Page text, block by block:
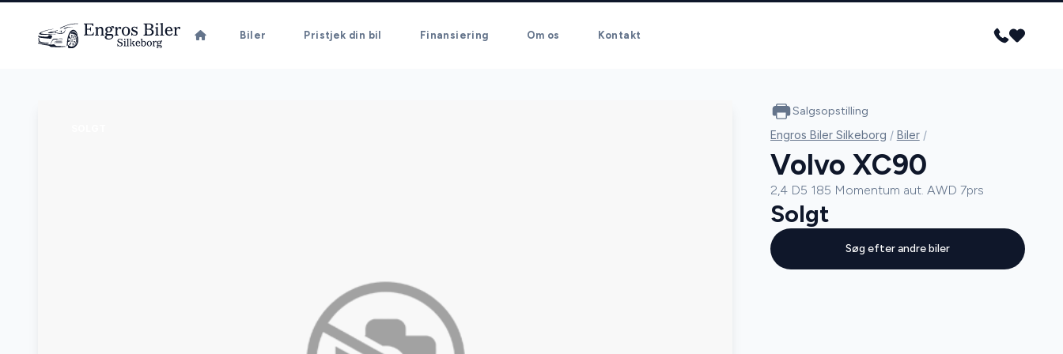
Biler Pristjek din bil Finansiering Om os Kontakt
Salgsopstilling
Engros Biler Silkeborg / Biler /
Volvo XC90
2,4 D5 185 Momentum aut. AWD 7prs
Solgt
Søg efter andre biler